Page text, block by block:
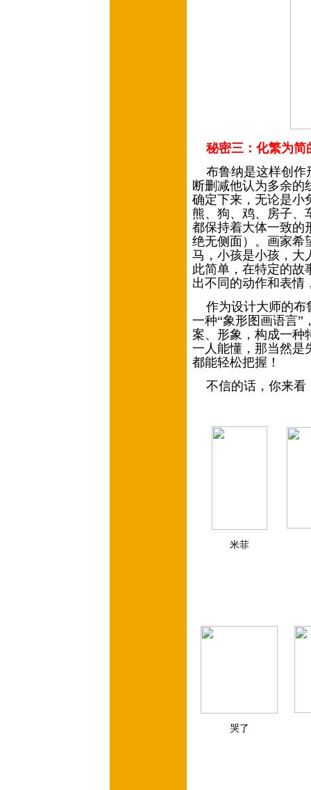
秘密三：化繁为简
布鲁纳是这样创作
断删减他认为多余的
确定下来，无论是小
熊、狗、鸡、房子、
都保持着大体一致的
绝无侧面）。画家
马，小孩是小孩，大
此简单，在特定的故
出不同的动作和表情
作为设计大师的布
一种“象形图画语言”
案、形象，构成一种
一人能懂，那当然是
都能轻松把握！
不信的话，你来看
米菲
哭了